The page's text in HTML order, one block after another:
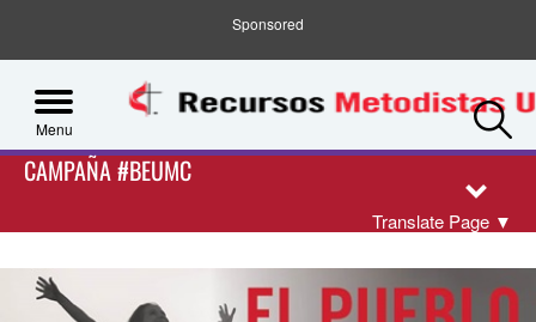
Sponsored
Menu
CAMPAÑA #BEUMC
Translate Page ▼